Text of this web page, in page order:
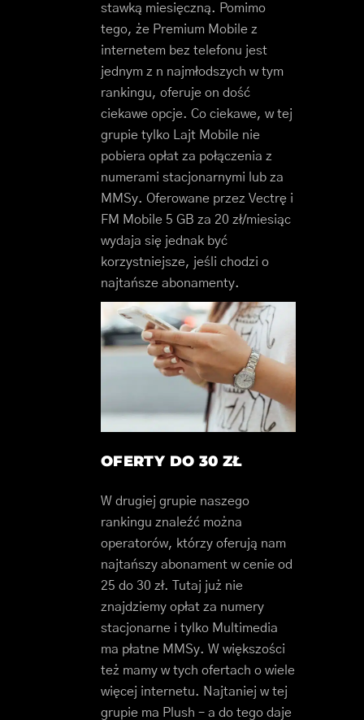
stawką miesięczną. Pomimo
tego, że Premium Mobile z
internetem bez telefonu jest
jednym z n najmłodszych w tym
rankingu, oferuje on dość
ciekawe opcje. Co ciekawe, w tej
grupie tylko Lajt Mobile nie
pobiera opłat za połączenia z
numerami stacjonarnymi lub za
MMSy. Oferowane przez Vectrę i
FM Mobile 5 GB za 20 zł/miesiąc
wydaja się jednak być
korzystniejsze, jeśli chodzi o
najtańsze abonamenty.
OFERTY DO 30 ZŁ
W drugiej grupie naszego
rankingu znaleźć można
operatorów, którzy oferują nam
najtańszy abonament w cenie od
25 do 30 zł. Tutaj już nie
znajdziemy opłat za numery
stacjonarne i tylko Multimedia
ma płatne MMSy. W większości
też mamy w tych ofertach o wiele
więcej internetu. Najtaniej w tej
grupie ma Plush – a do tego daje